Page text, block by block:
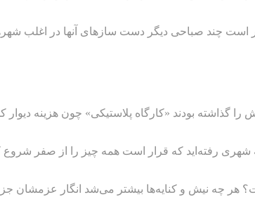
چند صباحی دیگر دست سازهای آنها در اغلب
که اسمش را گذاشته بودند «کارگاه پلاستیکی» چون
شهری رفته‌اید که قرار است همه چیز را از صفر
هر چه نیش و کنایه‌ها بیشتر می‌شد انگار عزمشان